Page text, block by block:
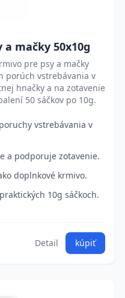
mačky 50x10g
pre psy a mačky
porúch vstrebávania v
hnačky a na zotavenie
50 sáčkov po 10g.
vstrebávania v
a podporuje zotavenie.
doplnkové krmivo.
10g sáčkoch.
Detail kúpiť